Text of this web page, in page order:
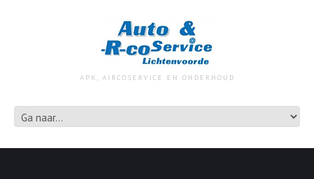
APK, AIRCOSERVICE EN ONDERHOUD